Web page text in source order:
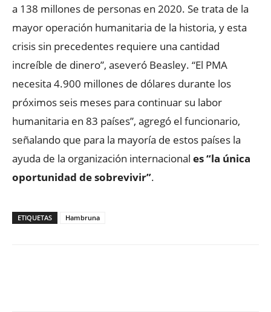
a 138 millones de personas en 2020. Se trata de la
mayor operación humanitaria de la historia, y esta
crisis sin precedentes requiere una cantidad
increíble de dinero”, aseveró Beasley. “El PMA
necesita 4.900 millones de dólares durante los
próximos seis meses para continuar su labor
humanitaria en 83 países”, agregó el funcionario,
señalando que para la mayoría de estos países la
ayuda de la organización internacional es “la única
oportunidad de sobrevivir”.
ETIQUETAS Hambruna